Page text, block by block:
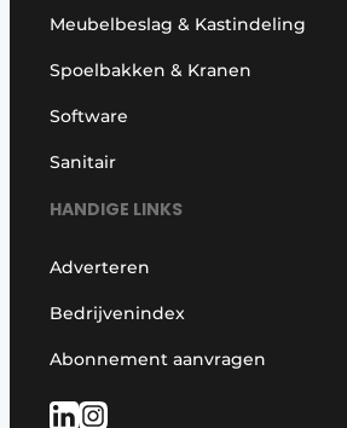
Meubelbeslag & Kastindeling
Spoelbakken & Kranen
Software
Sanitair
HANDIGE LINKS
Adverteren
Bedrijvenindex
Abonnement aanvragen